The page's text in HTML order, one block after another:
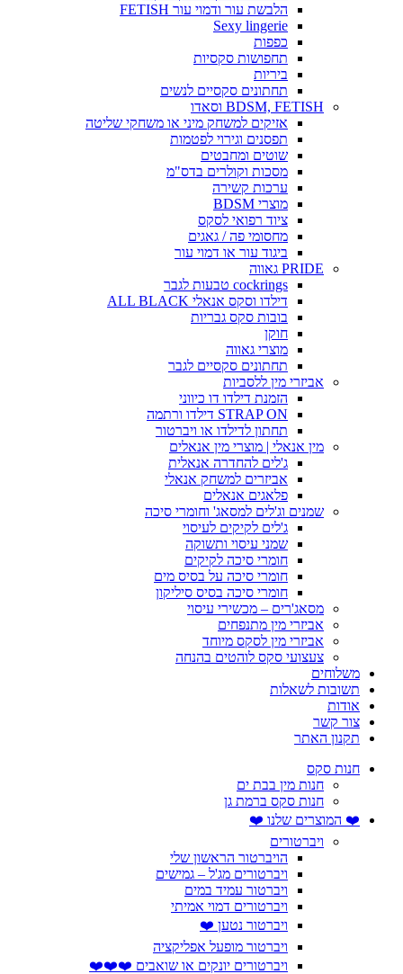
הלבשת עור ודמוי עור FETISH
Sexy lingerie
כפפות
תחפושות סקסיות
ביריות
תחתונים סקסיים לנשים
BDSM, FETISH וסאדו
אזיקים למשחק מיני או משחקי שליטה
תפסנים וגירוי לפטמות
שוטים ומחבטים
מסכות וקולרים בדס"מ
ערכות קשירה
מוצרי BDSM
ציוד רפואי לסקס
מחסומי פה / גאגים
ביגוד עור או דמוי עור
PRIDE גאווה
cockrings טבעות לגבר
דילדו וסקס אנאלי ALL BLACK
בובות סקס גבריות
חוקן
מוצרי גאווה
תחתונים סקסיים לגבר
אביזרי מין ללסביות
הזמנת דילדו דו כיווני
STRAP ON דילדו ורתמה
תחתון לדילדו או ויברטור
מין אנאלי | מוצרי מין אנאלים
ג'לים להחדרה אנאלית
אביזרים למשחק אנאלי
פלאגים אנאלים
שמנים וג'לים למסאג' וחומרי סיכה
ג'לים לקיקים לעיסוי
שמני עיסוי ותשוקה
חומרי סיכה לקיקים
חומרי סיכה על בסיס מים
חומרי סיכה בסיס סיליקון
מסאג'רים – מכשירי עיסוי
אביזרי מין מתנפחים
אביזרי מין לסקס מיוחד
צעצועי סקס לוהטים בהנחה
משלוחים
תשובות לשאלות
אודות
צור קשר
תקנון האתר
חנות סקס
חנות מין בבת ים
חנות סקס ברמת גן
❤️ המוצרים שלנו ❤️
ויברטורים
הויברטור הראשון שלי
ויברטורים מג'ל – גמישים
ויברטור עמיד במים
ויברטורים דמוי אמיתי
ויברטור נטען ❤️
ויברטור מופעל אפליקציה
ויברטורים יונקים או שואבים ❤️❤️❤️